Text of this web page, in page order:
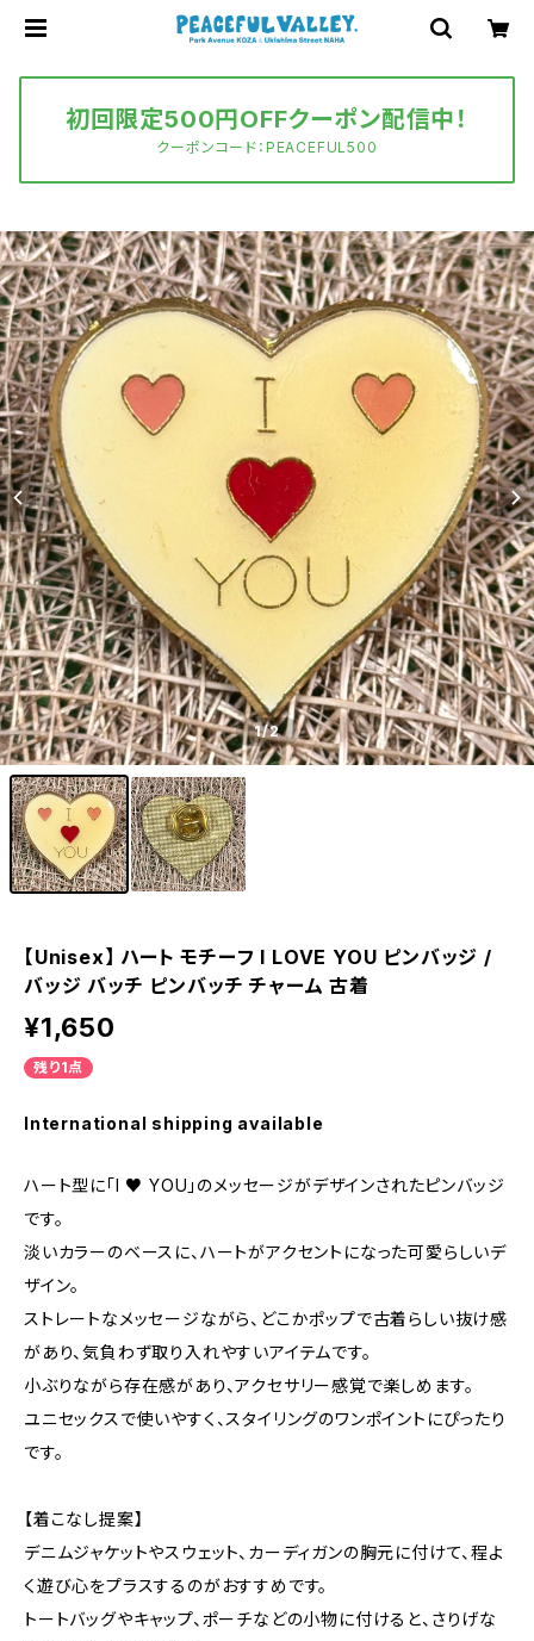
初回限定500円OFFクーポン配信中！
クーポンコード：PEACEFUL500
1/2
【Unisex】 ハート モチーフ I LOVE YOU ピンバッジ /
バッジ バッチ ピンバッチ チャーム 古着
¥1,650
残り1点
International shipping available
ハート型に「I ♥ YOU」のメッセージがデザインされたピンバッジ
です。
淡いカラーのベースに、ハートがアクセントになった可愛らしいデ
ザイン。
ストレートなメッセージながら、どこかポップで古着らしい抜け感
があり、気負わず取り入れやすいアイテムです。
小ぶりながら存在感があり、アクセサリー感覚で楽しめます。
ユニセックスで使いやすく、スタイリングのワンポイントにぴったり
です。
【着こなし提案】
デニムジャケットやスウェット、カーディガンの胸元に付けて、程よ
く遊び心をプラスするのがおすすめです。
トートバッグやキャップ、ポーチなどの小物に付けると、さりげな